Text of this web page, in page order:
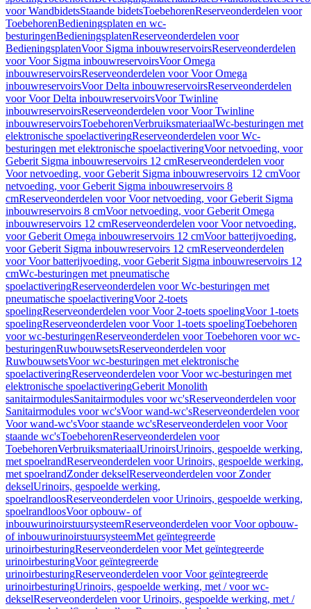
voor WandbidetsStaande bidetsToebehorenReserveonderdelen voor
ToebehorenBedieningsplaten en wc-
besturingenBedieningsplatenReserveonderdelen voor
BedieningsplatenVoor Sigma inbouwreservoirsReserveonderdelen
voor Voor Sigma inbouwreservoirsVoor Omega
inbouwreservoirsReserveonderdelen voor Voor Omega
inbouwreservoirsVoor Delta inbouwreservoirsReserveonderdelen
voor Voor Delta inbouwreservoirsVoor Twinline
inbouwreservoirsReserveonderdelen voor Voor Twinline
inbouwreservoirsToebehorenVerbruiksmateriaalWc-besturingen met
elektronische spoelactiveringReserveonderdelen voor Wc-
besturingen met elektronische spoelactiveringVoor netvoeding, voor
Geberit Sigma inbouwreservoirs 12 cmReserveonderdelen voor
Voor netvoeding, voor Geberit Sigma inbouwreservoirs 12 cmVoor
netvoeding, voor Geberit Sigma inbouwreservoirs 8
cmReserveonderdelen voor Voor netvoeding, voor Geberit Sigma
inbouwreservoirs 8 cmVoor netvoeding, voor Geberit Omega
inbouwreservoirs 12 cmReserveonderdelen voor Voor netvoeding,
voor Geberit Omega inbouwreservoirs 12 cmVoor batterijvoeding,
voor Geberit Sigma inbouwreservoirs 12 cmReserveonderdelen
voor Voor batterijvoeding, voor Geberit Sigma inbouwreservoirs 12
cmWc-besturingen met pneumatische
spoelactiveringReserveonderdelen voor Wc-besturingen met
pneumatische spoelactiveringVoor 2-toets
spoelingReserveonderdelen voor Voor 2-toets spoelingVoor 1-toets
spoelingReserveonderdelen voor Voor 1-toets spoelingToebehoren
voor wc-besturingenReserveonderdelen voor Toebehoren voor wc-
besturingenRuwbouwsetsReserveonderdelen voor
RuwbouwsetsVoor wc-besturingen met elektronische
spoelactiveringReserveonderdelen voor Voor wc-besturingen met
elektronische spoelactiveringGeberit Monolith
sanitairmodulesSanitairmodules voor wc'sReserveonderdelen voor
Sanitairmodules voor wc'sVoor wand-wc'sReserveonderdelen voor
Voor wand-wc'sVoor staande wc'sReserveonderdelen voor Voor
staande wc'sToebehorenReserveonderdelen voor
ToebehorenVerbruiksmateriaalUrinoirsUrinoirs, gespoelde werking,
met spoelrandReserveonderdelen voor Urinoirs, gespoelde werking,
met spoelrandZonder dekselReserveonderdelen voor Zonder
dekselUrinoirs, gespoelde werking,
spoelrandloosReserveonderdelen voor Urinoirs, gespoelde werking,
spoelrandloosVoor opbouw- of
inbouwurinoirstuursysteemReserveonderdelen voor Voor opbouw-
of inbouwurinoirstuursysteemMet geïntegreerde
urinoirbesturingReserveonderdelen voor Met geïntegreerde
urinoirbesturingVoor geïntegreerde
urinoirbesturingReserveonderdelen voor Voor geïntegreerde
urinoirbesturingUrinoirs, gespoelde werking, met / voor wc-
dekselReserveonderdelen voor Urinoirs, gespoelde werking, met /